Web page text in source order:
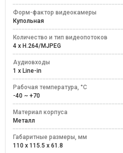
Форм-фактор видеокамеры
Купольная
Количество и тип видеопотоков
4 x H.264/MJPEG
Аудиовходы
1 x Line-in
Рабочая температура, °C
-40 ~ +70
Материал корпуса
Металл
Габаритные размеры, мм
110 x 115.5 x 61.8